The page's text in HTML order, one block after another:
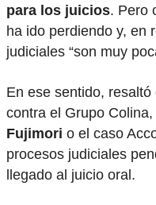
para los juicios. Pero
ha ido perdiendo y, en
judiciales “son muy
En ese sentido,
contra el Grupo Colina,
Fujimori o el caso
procesos judiciales
llegado al juicio oral.